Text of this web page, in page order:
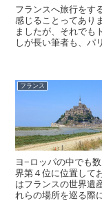
フランスへ旅行をす
感じることってあり
ましたが、それでも
しが長い筆者も、パ
フランス
ヨ−ロッパの中でも
界第４位に位置して
はフランスの世界遺
れらの場所を巡る際